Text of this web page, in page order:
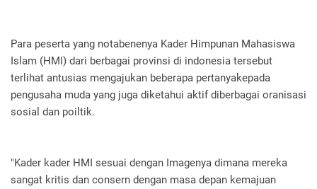
Para peserta yang notabenenya Kader Himpunan Mahasiswa
Islam (HMI) dari berbagai provinsi di indonesia tersebut
terlihat antusias mengajukan beberapa pertanyakepada
pengusaha muda yang juga diketahui aktif diberbagai oranisasi
sosial dan poiltik.
"Kader kader HMI sesuai dengan Imagenya dimana mereka
sangat kritis dan consern dengan masa depan kemajuan